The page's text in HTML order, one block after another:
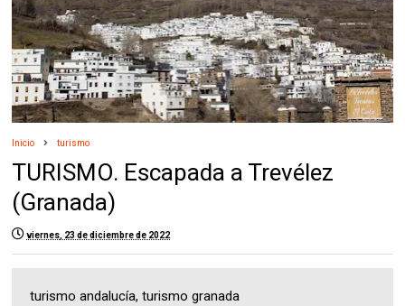
Inicio turismo
TURISMO. Escapada a Trevélez
(Granada)
viernes, 23 de diciembre de 2022
turismo andalucía, turismo granada